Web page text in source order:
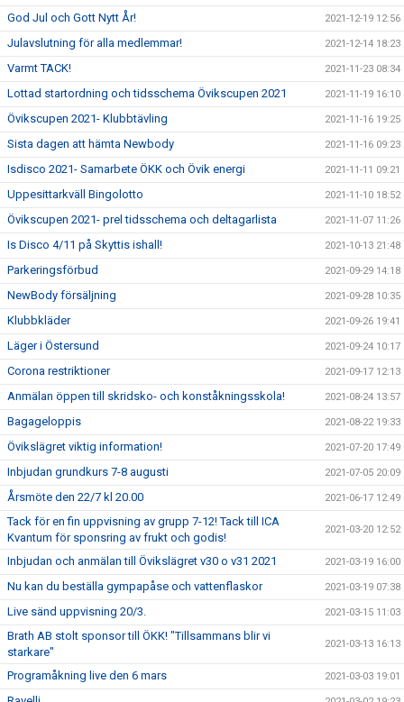
God Jul och Gott Nytt År! 2021-12-19 12:56
Julavslutning för alla medlemmar! 2021-12-14 18:23
Varmt TACK! 2021-11-23 08:34
Lottad startordning och tidsschema Övikscupen 2021 2021-11-19 16:10
Övikscupen 2021- Klubbtävling 2021-11-16 19:25
Sista dagen att hämta Newbody 2021-11-16 09:23
Isdisco 2021- Samarbete ÖKK och Övik energi 2021-11-11 09:21
Uppesittarkväll Bingolotto 2021-11-10 18:52
Övikscupen 2021- prel tidsschema och deltagarlista 2021-11-07 11:26
Is Disco 4/11 på Skyttis ishall! 2021-10-13 21:48
Parkeringsförbud 2021-09-29 14:18
NewBody försäljning 2021-09-28 10:35
Klubbkläder 2021-09-26 19:41
Läger i Östersund 2021-09-24 10:17
Corona restriktioner 2021-09-17 12:13
Anmälan öppen till skridsko- och konståkningsskola! 2021-08-24 13:57
Bagageloppis 2021-08-22 19:33
Övikslägret viktig information! 2021-07-20 17:49
Inbjudan grundkurs 7-8 augusti 2021-07-05 20:09
Årsmöte den 22/7 kl 20.00 2021-06-17 12:49
Tack för en fin uppvisning av grupp 7-12! Tack till ICA
Kvantum för sponsring av frukt och godis!
2021-03-20 12:52
Inbjudan och anmälan till Övikslägret v30 o v31 2021 2021-03-19 16:00
Nu kan du beställa gympapåse och vattenflaskor 2021-03-19 07:38
Live sänd uppvisning 20/3. 2021-03-15 11:03
Brath AB stolt sponsor till ÖKK! "Tillsammans blir vi
starkare"
2021-03-13 16:13
Programåkning live den 6 mars 2021-03-03 19:01